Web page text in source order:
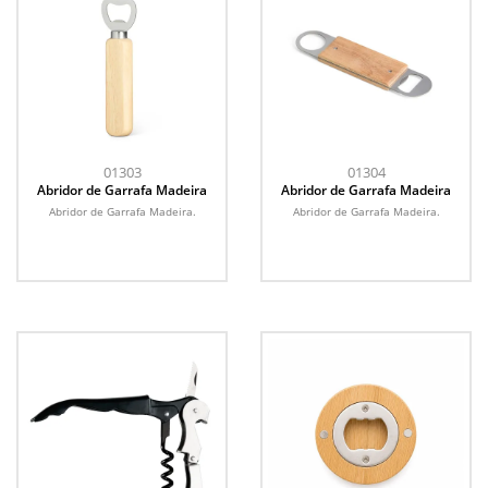
01303
Abridor de Garrafa Madeira
Abridor de Garrafa Madeira.
01304
Abridor de Garrafa Madeira
Abridor de Garrafa Madeira.